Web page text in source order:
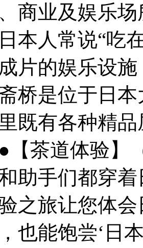
商业及娱乐
本人常说“吃
片的娱乐设
桥是位于日
既有各种精
【茶道体验】
助手们都穿
之旅让您体
也能饱尝‘日